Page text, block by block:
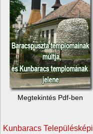
Megtekintés Pdf-ben
Kunbaracs Településképi